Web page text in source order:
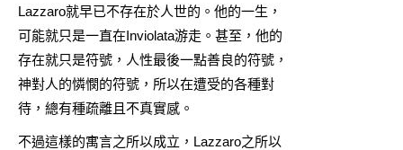
Lazzaro就早已不存在於人世的。他的一生，
可能就只是一直在Inviolata游走。甚至，他的
存在就只是符號，人性最後一點善良的符號，
神對人的憐憫的符號，所以在遭受的各種對
待，總有種疏離且不真實感。
不過這樣的寓言之所以成立，Lazzaro之所以